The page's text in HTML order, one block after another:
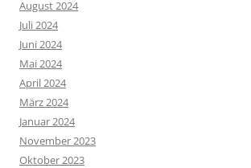
August 2024
Juli 2024
Juni 2024
Mai 2024
April 2024
März 2024
Januar 2024
November 2023
Oktober 2023